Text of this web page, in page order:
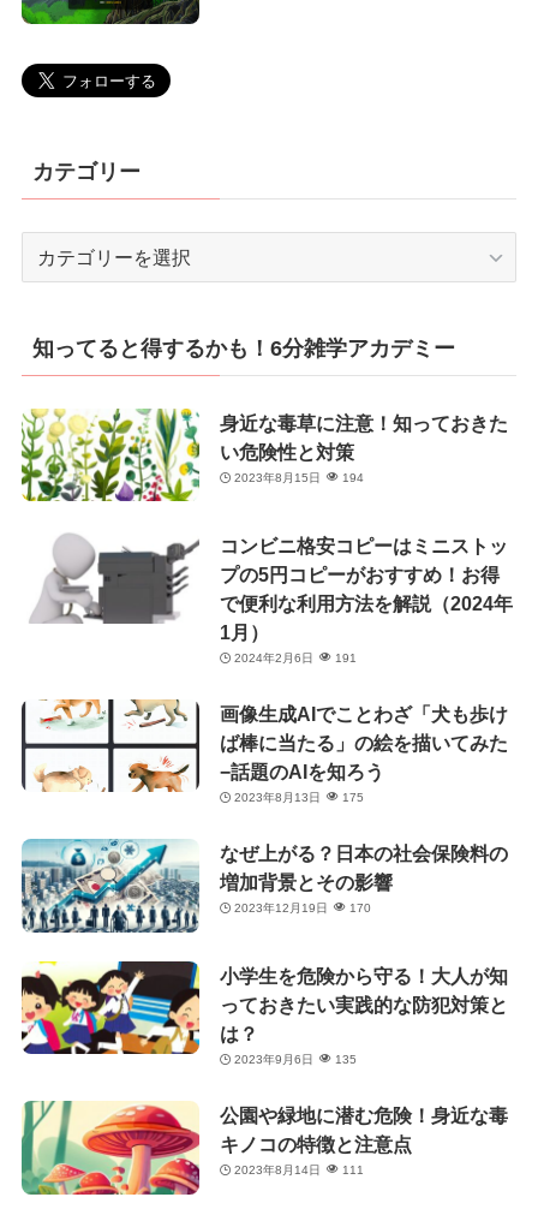
カテゴリー
リ
ー
知ってると得するかも！6分雑学アカデミー
身近な毒草に注意！知っておきた
い危険性と対策
2023年8月15日 194
コンビニ格安コピーはミニストッ
プの5円コピーがおすすめ！お得
で便利な利用方法を解説（2024年
1月）
2024年2月6日 191
画像生成AIでことわざ「犬も歩け
ば棒に当たる」の絵を描いてみた
−話題のAIを知ろう
2023年8月13日 175
なぜ上がる？日本の社会保険料の
増加背景とその影響
2023年12月19日 170
小学生を危険から守る！大人が知
っておきたい実践的な防犯対策と
は？
2023年9月6日 135
公園や緑地に潜む危険！身近な毒
キノコの特徴と注意点
2023年8月14日 111